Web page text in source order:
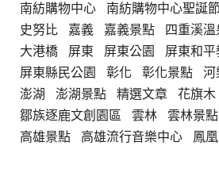
南紡購物中心
南紡購物中心聖誕節
史努比
嘉義 嘉義景點 四重溪溫
大港橋
屏東 屏東公園 屏東和平
屏東縣民公園
彰化 彰化景點 河
澎湖
澎湖景點 精選文章 花旗木
鄒族逐鹿文創園區
雲林 雲林景點
高雄景點
高雄流行音樂中心 鳳